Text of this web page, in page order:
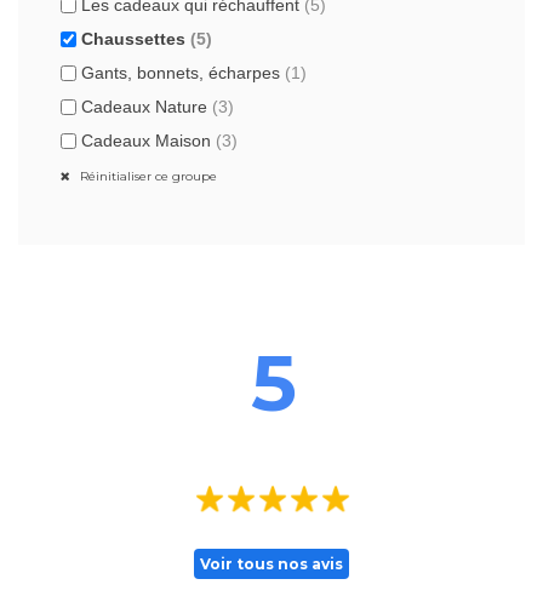
Les cadeaux qui réchauffent (5)
Chaussettes (5)
Gants, bonnets, écharpes (1)
Cadeaux Nature (3)
Cadeaux Maison (3)
Réinitialiser ce groupe
5
Voir tous nos avis